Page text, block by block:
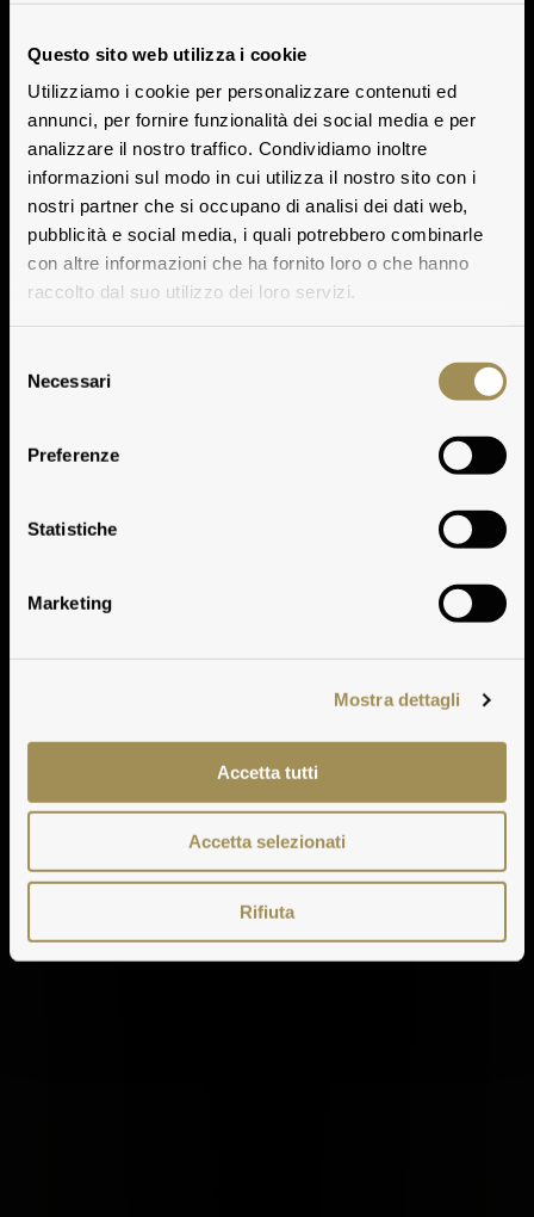
Questo sito web utilizza i cookie
Utilizziamo i cookie per personalizzare contenuti ed
annunci, per fornire funzionalità dei social media e per
analizzare il nostro traffico. Condividiamo inoltre
informazioni sul modo in cui utilizza il nostro sito con i
nostri partner che si occupano di analisi dei dati web,
pubblicità e social media, i quali potrebbero combinarle
con altre informazioni che ha fornito loro o che hanno
raccolto dal suo utilizzo dei loro servizi.
delNecessari
Preferenze
Statistiche
Marketing
Mostra dettagli
Accetta tutti
Accetta selezionati
Rifiuta